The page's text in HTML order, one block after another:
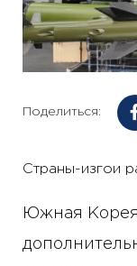
Поделиться:
Страны-изгои
Южная Корея